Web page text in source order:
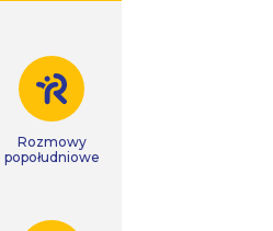
Rozmowy
popołudniowe